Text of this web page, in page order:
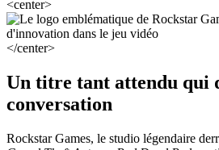
<center>
</center>
Un titre tant attendu qui
conversation
Rockstar Games, le studio légendaire